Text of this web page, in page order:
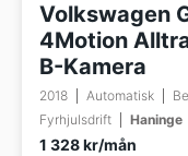
Volkswagen
4Motion
B-Kamera
2018 Automatisk
Fyrhjulsdrift
Haninge
1 328 kr/mån